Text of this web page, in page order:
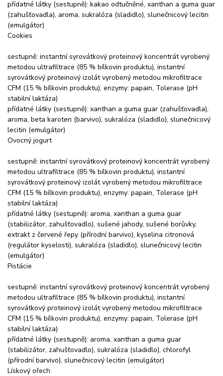
přídatné látky (sestupně): kakao odtučněné, xanthan a guma guar
(zahušťovadla), aroma, sukralóza (sladidlo), slunečnicový lecitin
(emulgátor)
Cookies
sestupně: instantní syrovátkový proteinový koncentrát vyrobený
metodou ultrafiltrace (85 % bílkovin produktu), instantní
syrovátkový proteinový izolát vyrobený metodou mikrofiltrace
CFM (15 % bílkovin produktu), enzymy: papain, Tolerase (pH
stabilní laktáza)
přídatné látky (sestupně): xanthan a guma guar (zahušťovadla),
aroma, beta karoten (barvivo), sukralóza (sladidlo), slunečnicový
lecitin (emulgátor)
Ovocný jogurt
sestupně: instantní syrovátkový proteinový koncentrát vyrobený
metodou ultrafiltrace (85 % bílkovin produktu), instantní
syrovátkový proteinový izolát vyrobený metodou mikrofiltrace
CFM (15 % bílkovin produktu), enzymy: papain, Tolerase (pH
stabilní laktáza)
přídatné látky (sestupně): aroma, xanthan a guma guar
(stabilizátor, zahušťovadlo), sušené jahody, sušené borůvky,
extrakt z červené řepy (přírodní barvivo), kyselina citronová
(regulátor kyselosti), sukralóza (sladidlo), slunečnicový lecitin
(emulgátor)
Pistácie
sestupně: instantní syrovátkový proteinový koncentrát vyrobený
metodou ultrafiltrace (85 % bílkovin produktu), instantní
syrovátkový proteinový izolát vyrobený metodou mikrofiltrace
CFM (15 % bílkovin produktu), enzymy: papain, Tolerase (pH
stabilní laktáza)
přídatné látky (sestupně): aroma, xanthan a guma guar
(stabilizátor, zahušťovadlo), sukralóza (sladidlo), chlorofyl
(přírodní barvivo), slunečnicový lecitin (emulgátor)
Lískový ořech